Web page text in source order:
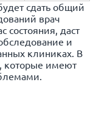
сдать общий
врач
состояния, даст
и
клиниках. В
которые имеют